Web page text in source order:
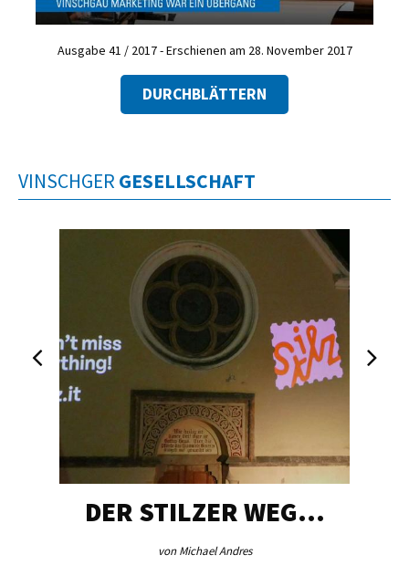
Ausgabe 41 / 2017 - Erschienen am 28. November 2017
DURCHBLÄTTERN
VINSCHGER GESELLSCHAFT
DER STILZER WEG…
von Michael Andres